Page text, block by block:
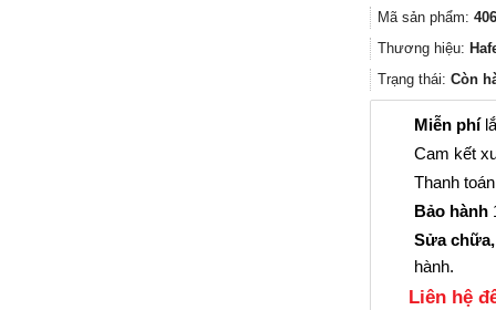
Mã sản phẩm:
Thương hiệu:
Trạng thái: Còn
Miễn phí
Cam kết
Thanh
Bảo hành
Sửa
hành.
Liên hệ